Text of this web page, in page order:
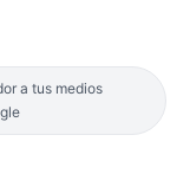
a tus medios